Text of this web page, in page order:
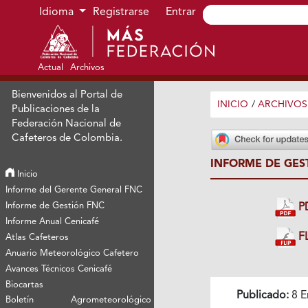
Ir al menú de navegación principal
Ir al contenido principal
Ir al pie de página del sitio
Idioma Registrarse Entrar
Actual Archivos
Bienvenidos al Portal de
Publicaciones de la
Federación Nacional de
Cafeteros de Colombia.
Inicio
Informe del Gerente General FNC
Informe de Gestión FNC
Informe Anual Cenicafé
Atlas Cafeteros
Anuario Meteorológico Cafetero
Avances Técnicos Cenicafé
Biocartas
Boletín Agrometeorológico
INICIO / ARCHIVOS
INFORME DE
Publicado: 8